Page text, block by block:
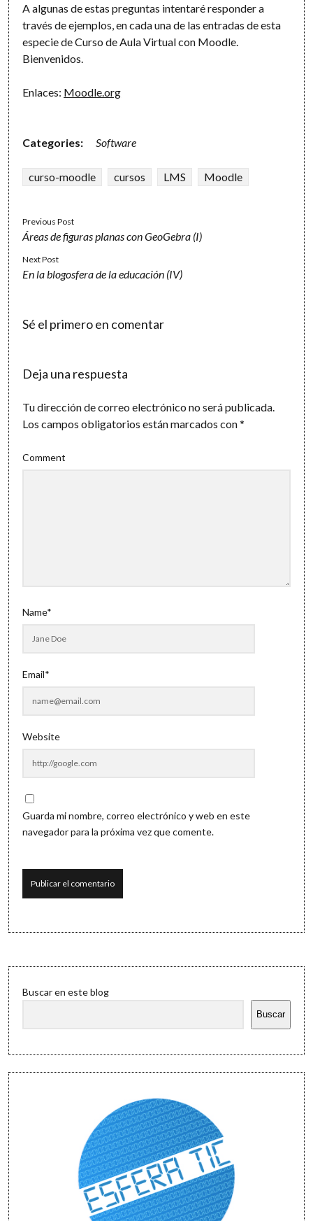
A algunas de estas preguntas intentaré responder a
través de ejemplos, en cada una de las entradas de esta
especie de Curso de Aula Virtual con Moodle.
Bienvenidos.
Enlaces: Moodle.org
Categories: Software
curso-moodle cursos LMS Moodle
Previous Post
Áreas de figuras planas con GeoGebra (I)
Next Post
En la blogosfera de la educación (IV)
Sé el primero en comentar
Deja una respuesta
Tu dirección de correo electrónico no será publicada.
Los campos obligatorios están marcados con*
Comment
Name*
Email*
Website
Guarda mi nombre, correo electrónico y web en este
navegador para la próxima vez que comente.
Sidebar
Buscar en este blog
Buscar